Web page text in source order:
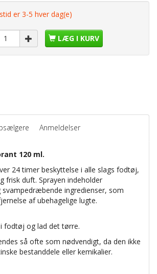
er 3-5 hver dag(e)
LÆG I KURV
Anmeldelser
120 ml.
24 timer beskyttelse i alle slags fodtøj,
frisk duft. Sprayen indeholder
ingredienser, som
af ubehagelige lugte.
fodtøj og lad det tørre.
så ofte som nødvendigt, da den ikke
bestanddele eller kemikalier.